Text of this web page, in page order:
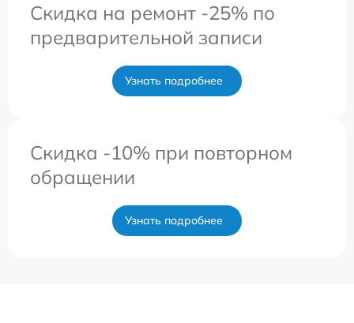
Скидка на ремонт -25% по
предварительной записи
Узнать подробнее
Скидка -10% при повторном
обращении
Узнать подробнее